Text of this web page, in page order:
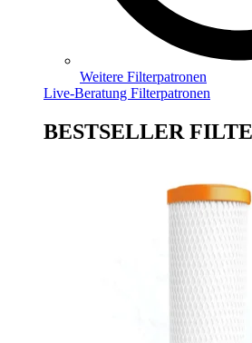
Weitere Filterpatronen
Live-Beratung Filterpatronen
BESTSELLER